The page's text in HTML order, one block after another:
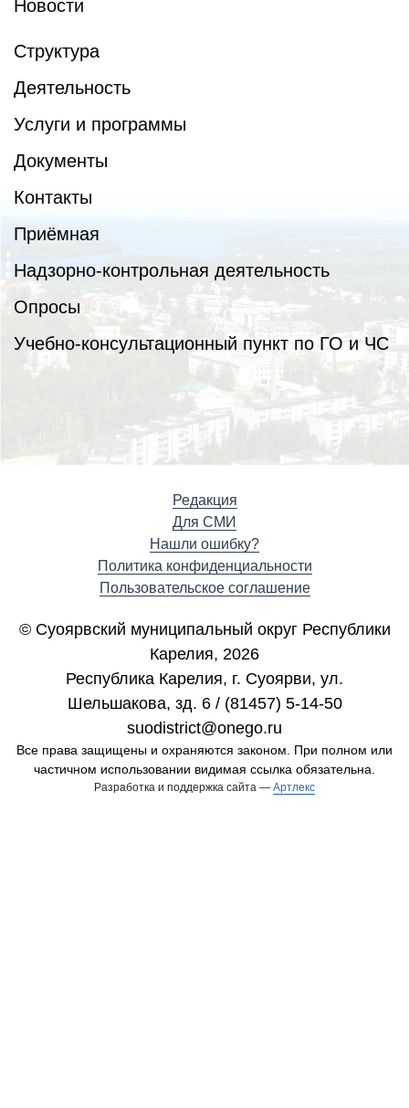
Новости
Структура
Деятельность
Услуги и программы
Документы
Контакты
Приёмная
Надзорно-контрольная деятельность
Опросы
Учебно-консультационный пункт по ГО и ЧС
Редакция
Для СМИ
Нашли ошибку?
Политика конфиденциальности
Пользовательское соглашение
© Суоярвский муниципальный округ Республики
Карелия, 2026
Республика Карелия, г. Cуоярви, ул.
Шельшакова, зд. 6 / (81457) 5-14-50
suodistrict@onego.ru
Все права защищены и охраняются законом. При полном или
частичном использовании видимая ссылка обязательна.
Разработка и поддержка сайта — Артлекс